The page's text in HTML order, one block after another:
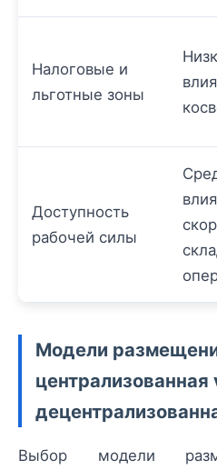
Налоговые и
льготные зоны
Доступность
рабочей силы
Модели
централизованная
Выбор модели